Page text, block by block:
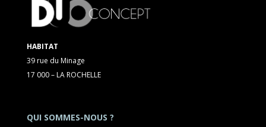
HABITAT
39 rue du Minage
17 000 – LA ROCHELLE
QUI SOMMES-NOUS ?